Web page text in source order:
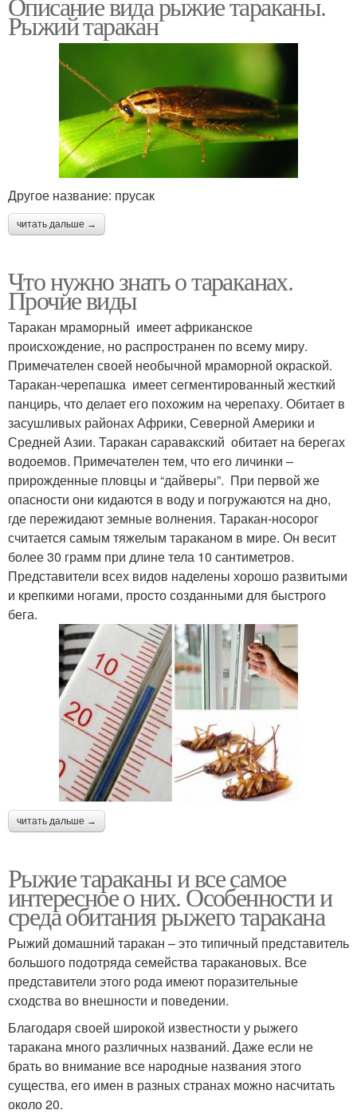
Рыжий таракан
Другое название: прусак
читать дальше →
Что нужно знать о тараканах.
Прочие виды
Таракан мраморный имеет африканское
происхождение, но распространен по всему миру.
Примечателен своей необычной мраморной окраской.
Таракан-черепашка имеет сегментированный жесткий
панцирь, что делает его похожим на черепаху. Обитает в
засушливых районах Африки, Северной Америки и
Средней Азии. Таракан саравакский обитает на берегах
водоемов. Примечателен тем, что его личинки –
прирожденные пловцы и “дайверы”. При первой же
опасности они кидаются в воду и погружаются на дно,
где пережидают земные волнения. Таракан-носорог
считается самым тяжелым тараканом в мире. Он весит
более 30 грамм при длине тела 10 сантиметров.
Представители всех видов наделены хорошо развитыми
и крепкими ногами, просто созданными для быстрого
бега.
читать дальше →
Рыжие тараканы и все самое
интересное о них. Особенности и
среда обитания рыжего таракана
Рыжий домашний таракан – это типичный представитель
большого подотряда семейства таракановых. Все
представители этого рода имеют поразительные
сходства во внешности и поведении.
Благодаря своей широкой известности у рыжего
таракана много различных названий. Даже если не
брать во внимание все народные названия этого
существа, его имен в разных странах можно насчитать
около 20.